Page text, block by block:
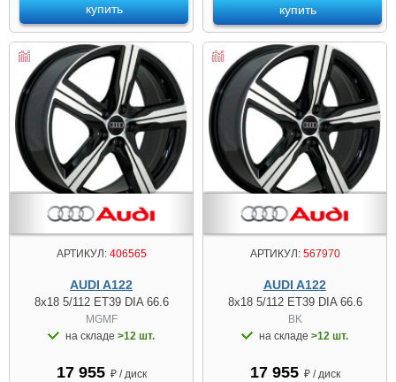
купить купить
АРТИКУЛ:406565
AUDI A122
8x18 5/112 ET39 DIA 66.6
MGMF
на складе >12 шт.
17 955 ₽ / диск
АРТИКУЛ:567970
AUDI A122
8x18 5/112 ET39 DIA 66.6
BK
на складе >12 шт.
17 955 ₽ / диск